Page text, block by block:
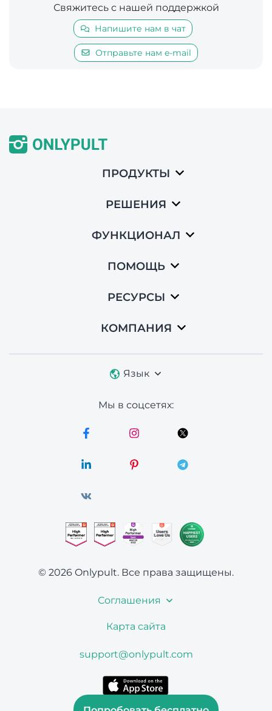
Свяжитесь с нашей поддержкой
Напишите нам в чат
Отправьте нам e-mail
ПРОДУКТЫ
РЕШЕНИЯ
ФУНКЦИОНАЛ
ПОМОЩЬ
РЕСУРСЫ
КОМПАНИЯ
Язык
Мы в соцсетях:
© 2026 Onlypult. Все права защищены.
Соглашения
Карта сайта
support@onlypult.com